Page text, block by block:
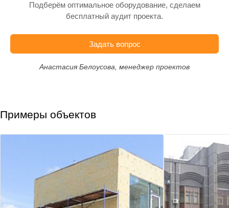
Подберём оптимальное оборудование, сделаем
бесплатный аудит проекта.
Задать вопрос
Анастасия Белоусова, менеджер проектов
Примеры объектов